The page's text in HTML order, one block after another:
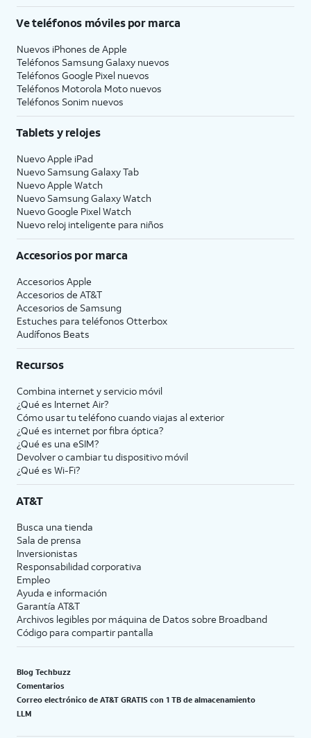
Ve teléfonos móviles por marca
Nuevos iPhones de Apple
Teléfonos Samsung Galaxy nuevos
Teléfonos Google Pixel nuevos
Teléfonos Motorola Moto nuevos
Teléfonos Sonim nuevos
Tablets y relojes
Nuevo Apple iPad
Nuevo Samsung Galaxy Tab
Nuevo Apple Watch
Nuevo Samsung Galaxy Watch
Nuevo Google Pixel Watch
Nuevo reloj inteligente para niños
Accesorios por marca
Accesorios Apple
Accesorios de AT&T
Accesorios de Samsung
Estuches para teléfonos Otterbox
Audífonos Beats
Recursos
Combina internet y servicio móvil
¿Qué es Internet Air?
Cómo usar tu teléfono cuando viajas al exterior
¿Qué es internet por fibra óptica?
¿Qué es una eSIM?
Devolver o cambiar tu dispositivo móvil
¿Qué es Wi-Fi?
AT&T
Busca una tienda
Sala de prensa
Inversionistas
Responsabilidad corporativa
Empleo
Ayuda e información
Garantía AT&T
Archivos legibles por máquina de Datos sobre Broadband
Código para compartir pantalla
Blog Techbuzz
Comentarios
Correo electrónico de AT&T GRATIS con 1 TB de almacenamiento
LLM